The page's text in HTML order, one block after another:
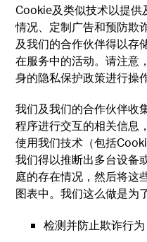
Cookie及类似技术以提供
情况、定制广告和预防欺
及我们的合作伙伴得以存
在服务中的活动。请注意
身的隐私保护政策进行操作
我们及我们的合作伙伴收
程序进行交互的相关信息
使用我们技术（包括
我们得以推断出多台设备
庭的存在情况，然后将这
图表中。我们这么做是为
检测并防止欺诈行为